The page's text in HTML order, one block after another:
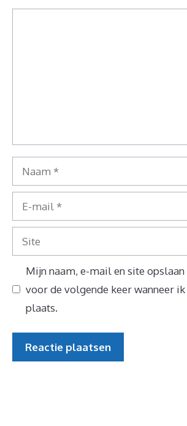
Naam
mail
Site
Mijn naam, e-mail en site
voor de volgende keer wanneer ik
plaats.